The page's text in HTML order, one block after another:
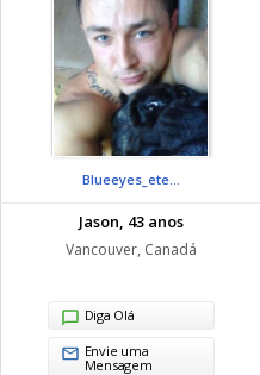
Blueeyes_ete...
Jason, 43 anos
Vancouver, Canadá
Diga Olá
Envie uma
Mensagem